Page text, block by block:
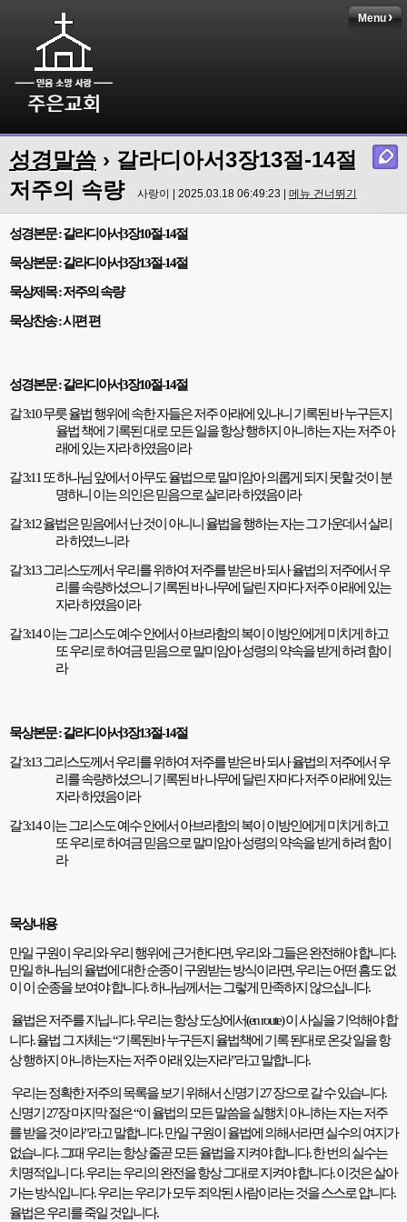
Menu
성경말씀 › 갈라디아서3장13절-14절
저주의 속량
사랑이 | 2025.03.18 06:49:23 | 메뉴 건너뛰기
성경본문:갈라디아서3장10절-14절
묵상본문:갈라디아서3장13절-14절
묵상제목:저주의 속량
묵상찬송:시편 편
성경본문:갈라디아서3장10절-14절
갈3:10무릇 율법 행위에 속한 자들은 저주 아래에 있나니 기록된 바 누구든지
율법 책에 기록된 대로 모든 일을 항상 행하지 아니하는 자는 저주 아
래에 있는 자라 하였음이라
갈3:11또 하나님 앞에서 아무도 율법으로 말미암아 의롭게 되지 못할 것이 분
명하니 이는 의인은 믿음으로 살리라 하였음이라
갈3:12율법은 믿음에서 난 것이 아니니 율법을 행하는 자는 그 가운데서 살리
라 하였느니라
갈3:13그리스도께서 우리를 위하여 저주를 받은 바 되사 율법의 저주에서 우
리를 속량하셨으니 기록된 바 나무에 달린 자마다 저주 아래에 있는
자라 하였음이라
갈3:14이는 그리스도 예수 안에서 아브라함의 복이 이방인에게 미치게 하고
또 우리로 하여금 믿음으로 말미암아 성령의 약속을 받게 하려 함이
라
묵상본문:갈라디아서3장13절-14절
갈3:13그리스도께서 우리를 위하여 저주를 받은 바 되사 율법의 저주에서 우
리를 속량하셨으니 기록된 바 나무에 달린 자마다 저주 아래에 있는
자라 하였음이라
갈3:14이는 그리스도 예수 안에서 아브라함의 복이 이방인에게 미치게 하고
또 우리로 하여금 믿음으로 말미암아 성령의 약속을 받게 하려 함이
라
묵상내용
만일 구원이 우리와 우리 행위에 근거한다면,우리와 그들은 완전해야 합니다.
만일 하나님의 율법에 대한 순종이 구원받는 방식이라면,우리는 어떤 흠도 없
이 이 순종을 보여야 합니다.하나님께서는 그렇게 만족하지 않으십니다.
율법은 저주를 지닙니다.우리는 항상 도상에서(en route)이 사실을 기억해야 합
니다.율법 그 자체는“기록된바 누구든지 율법책에 기록 된대로 온갖 일을 항
상 행하지 아니하는자는 저주 아래 있는자라”라고 말합니다.
우리는 정확한 저주의 목록을 보기 위해서 신명기 27장으로 갈 수 있습니다.
신명기 27장 마지막 절은“이 율법의 모든 말씀을 실행치 아니하는 자는 저주
를 받을 것이라”라고 말합니다.만일 구원이 율법에 의해서라면 실수의 여지가
없습니다.그때 우리는 항상 줄곧 모든 율법을 지켜야 합니다.한 번의 실수는
치명적입니 다.우리는 우리의 완전을 항상 그대로 지켜야 합니다.이것은 살아
가는 방식입니다.우리는 우리가 모두 죄악된 사람이라는 것을 스스로 압니다.
율법은 우리를 죽일 것입니다.